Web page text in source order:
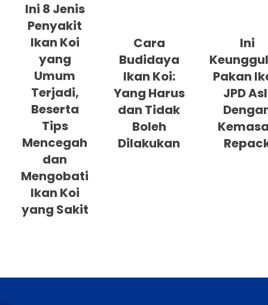
Ini 8 Jenis
Penyakit
Ikan Koi
yang
Umum
Terjadi,
Beserta
Tips
Mencegah
dan
Mengobati
Ikan Koi
yang Sakit
Cara
Budidaya
Ikan Koi:
Yang Harus
dan Tidak
Boleh
Dilakukan
Ini
Pakan
JPD